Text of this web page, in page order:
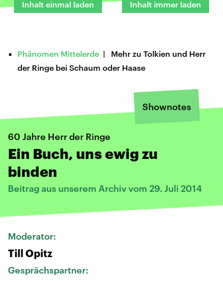
Inhalt einmal laden Inhalt immer laden
Phänomen Mittelerde | Mehr zu Tolkien und Herr
der Ringe bei Schaum oder Haase
Shownotes
60 Jahre Herr der Ringe
Ein Buch, uns ewig zu
binden
Beitrag aus unserem Archiv vom 29. Juli 2014
Moderator:
Till Opitz
Gesprächspartner: